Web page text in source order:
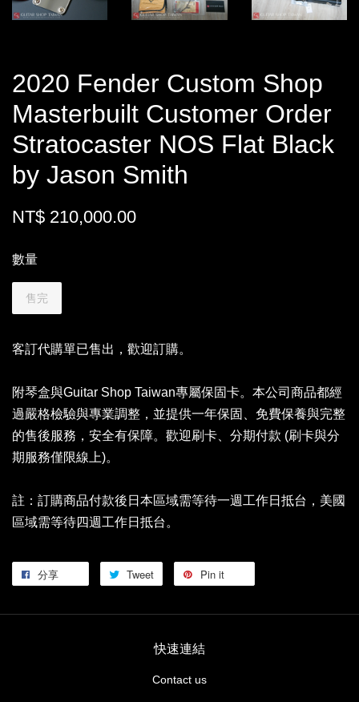
2020 Fender Custom Shop
Masterbuilt Customer Order
Stratocaster NOS Flat Black
by Jason Smith
NT$ 210,000.00
數量
售完
客訂代購單已售出，歡迎訂購。
附琴盒與Guitar Shop Taiwan專屬保固卡。本公司商品都經
過嚴格檢驗與專業調整，並提供一年保固、免費保養與完整
的售後服務，安全有保障。歡迎刷卡、分期付款 (刷卡與分
期服務僅限線上)。
註：訂購商品付款後日本區域需等待一週工作日抵台，美國
區域需等待四週工作日抵台。
分享 Tweet Pin it
快速連結
Contact us